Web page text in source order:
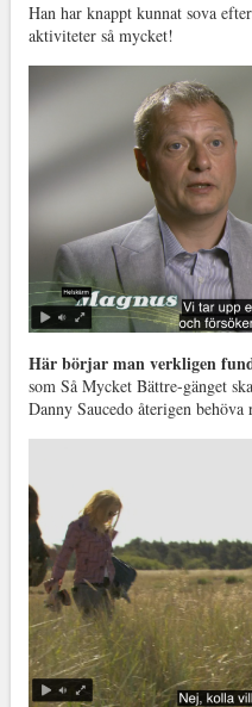
Han har knappt kunnat sova
aktiviteter så mycket!
Här börjar man verkligen
som Så Mycket Bättre-gänget
Danny Saucedo återigen behöva